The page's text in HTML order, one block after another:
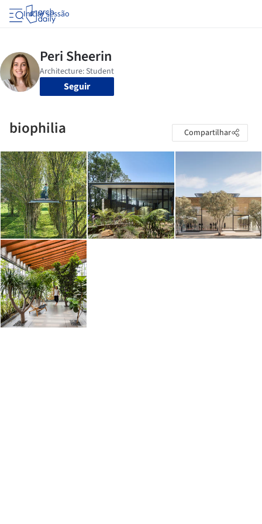
Iniciar sessão
Seguir
biophilia Compartilhar